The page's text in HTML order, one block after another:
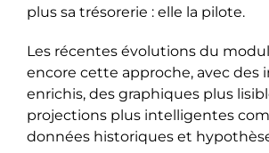
plus sa trésorerie : elle la pilote.
Les récentes évolutions du
encore cette approche, avec des
enrichis, des graphiques plus
projections plus intelligentes
données historiques et